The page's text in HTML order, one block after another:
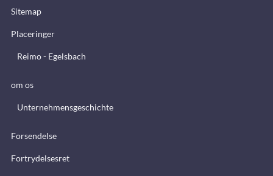
Sitemap
Placeringer
Reimo - Egelsbach
om os
Unternehmensgeschichte
Forsendelse
Fortrydelsesret